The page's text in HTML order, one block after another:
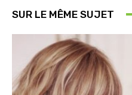
SUR LE MÊME SUJET